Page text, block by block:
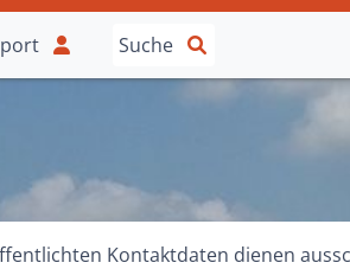
Kontaktdaten dienen